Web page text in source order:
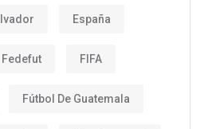
España
Fedefut FIFA
Fútbol De Guatemala